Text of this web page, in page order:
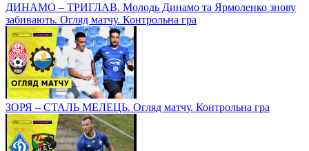
ДИНАМО – ТРИГЛАВ. Молодь Динамо та Ярмоленко знову
забивають. Огляд матчу. Контрольна гра
ЗОРЯ – СТАЛЬ МЕЛЕЦЬ. Огляд матчу. Контрольна гра